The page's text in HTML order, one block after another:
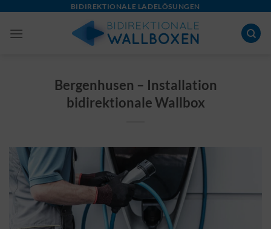
content
BIDIREKTIONALE LADELÖSUNGEN
Bergenhusen – Installation
bidirektionale Wallbox